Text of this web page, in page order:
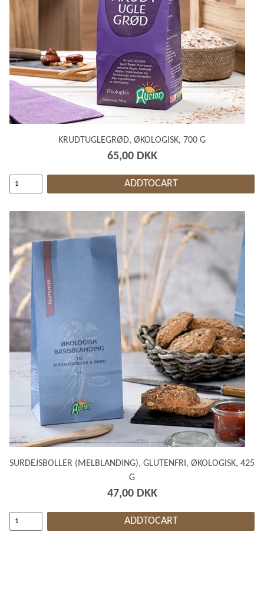
KRUDTUGLEGRØD, ØKOLOGISK, 700 G
65,00 DKK
ADDTOCART
SURDEJSBOLLER (MELBLANDING), GLUTENFRI, ØKOLOGISK, 425
G
47,00 DKK
ADDTOCART